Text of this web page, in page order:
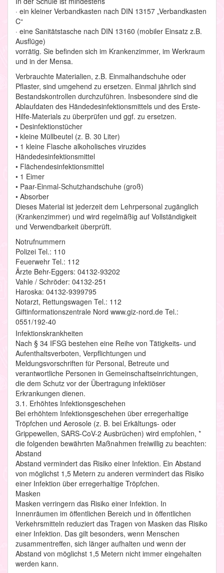
· ein kleiner Verbandkasten nach DIN 13157 „Verbandkasten
C“
· eine Sanitätstasche nach DIN 13160 (mobiler Einsatz z.B.
Ausflüge)
vorrätig. Sie befinden sich im Krankenzimmer, im Werkraum
und in der Mensa.
Verbrauchte Materialien, z.B. Einmalhandschuhe oder
Pflaster, sind umgehend zu ersetzen. Einmal jährlich sind
Bestandskontrollen durchzuführen. Insbesondere sind die
Ablaufdaten des Händedesinfektionsmittels und des Erste-
Hilfe-Materials zu überprüfen und ggf. zu ersetzen.
• Desinfektionstücher
• kleine Müllbeutel (z. B. 30 Liter)
• 1 kleine Flasche alkoholisches viruzides
Händedesinfektionsmittel
• Flächendesinfektionsmittel
• 1 Eimer
• Paar-Einmal-Schutzhandschuhe (groß)
• Absorber
Dieses Material ist jederzeit dem Lehrpersonal zugänglich
(Krankenzimmer) und wird regelmäßig auf Vollständigkeit
und Verwendbarkeit überprüft.
Notrufnummern
Polizei Tel.: 110
Feuerwehr Tel.: 112
Ärzte Behr-Eggers: 04132-93202
Vahle / Schröder: 04132-251
Haroska: 04132-9399795
Notarzt, Rettungswagen Tel.: 112
Giftinformationszentrale Nord www.giz-nord.de Tel.:
0551/192-40
Infektionskrankheiten
Nach § 34 IFSG bestehen eine Reihe von Tätigkeits- und
Aufenthaltsverboten, Verpflichtungen und
Meldungsvorschriften für Personal, Betreute und
verantwortliche Personen in Gemeinschaftseinrichtungen,
die dem Schutz vor der Übertragung infektiöser
Erkrankungen dienen.
3.1. Erhöhtes Infektionsgeschehen
Bei erhöhtem Infektionsgeschehen über erregerhaltige
Tröpfchen und Aerosole (z. B. bei Erkältungs- oder
Grippewellen, SARS-CoV-2 Ausbrüchen) wird empfohlen, *
die folgenden bewährten Maßnahmen freiwillig zu beachten:
Abstand
Abstand vermindert das Risiko einer Infektion. Ein Abstand
von möglichst 1,5 Metern zu anderen vermindert das Risiko
einer Infektion über erregerhaltige Tröpfchen.
Masken
Masken verringern das Risiko einer Infektion. In
Innenräumen im öffentlichen Bereich und in öffentlichen
Verkehrsmitteln reduziert das Tragen von Masken das Risiko
einer Infektion. Das gilt besonders, wenn Menschen
zusammentreffen, sich länger aufhalten und wenn der
Abstand von möglichst 1,5 Metern nicht immer eingehalten
werden kann.